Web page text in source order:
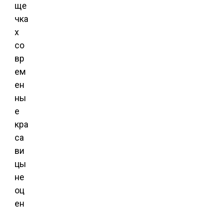
ще
чка
х
со
вр
ем
ен
ны
е
кра
са
ви
цы
не
оц
ен